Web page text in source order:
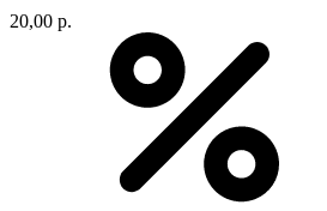
20,00 р.